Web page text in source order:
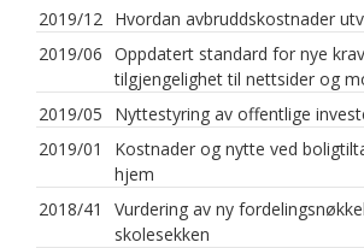
2019/12
Hvordan avbruddskostnader
2019/06 Oppdatert standard for nye
tilgjengelighet til nettsider og
2019/05
Nyttestyring av offentlige
2019/01
Kostnader og nytte ved
hjem
2018/41
Vurdering av ny
skolesekken